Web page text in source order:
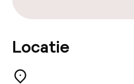
Locatie